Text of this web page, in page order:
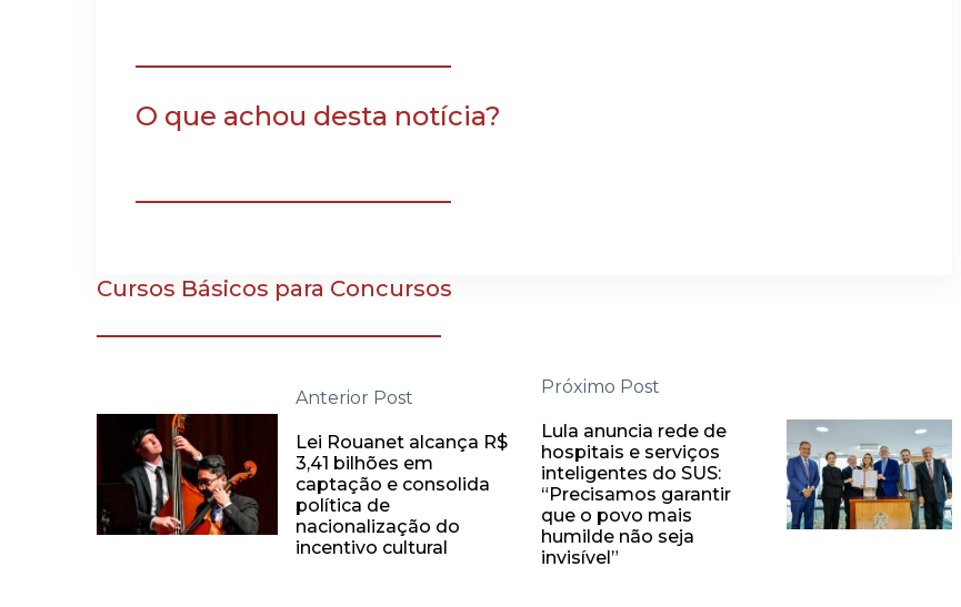
O que achou desta notícia?
Cursos Básicos para Concursos
Anterior Post
Lei Rouanet alcança R$
3,41 bilhões em
captação e consolida
política de
nacionalização do
incentivo cultural
Próximo Post
Lula anuncia rede de
hospitais e serviços
inteligentes do SUS:
“Precisamos garantir
que o povo mais
humilde não seja
invisível”